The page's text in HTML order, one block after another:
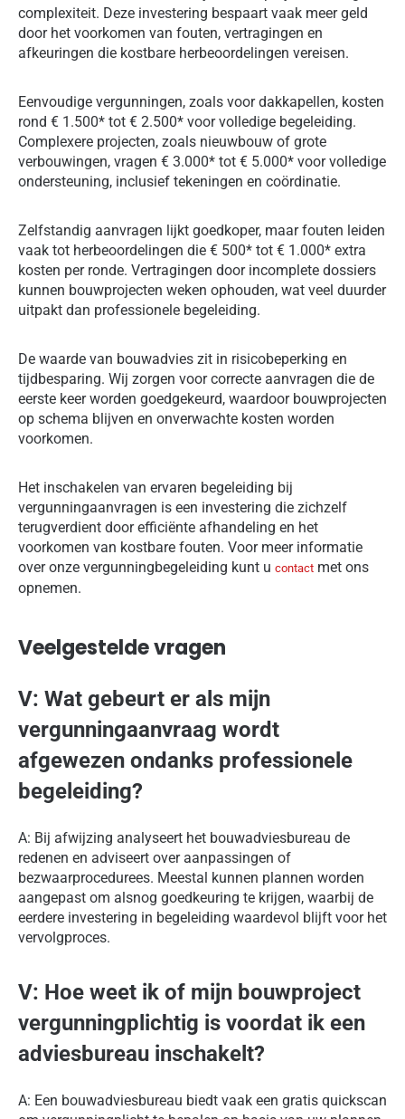
complexiteit. Deze investering bespaart vaak meer geld
door het voorkomen van fouten, vertragingen en
afkeuringen die kostbare herbeoordelingen vereisen.
Eenvoudige vergunningen, zoals voor dakkapellen, kosten
rond € 1.500* tot € 2.500* voor volledige begeleiding.
Complexere projecten, zoals nieuwbouw of grote
verbouwingen, vragen € 3.000* tot € 5.000* voor volledige
ondersteuning, inclusief tekeningen en coördinatie.
Zelfstandig aanvragen lijkt goedkoper, maar fouten leiden
vaak tot herbeoordelingen die € 500* tot € 1.000* extra
kosten per ronde. Vertragingen door incomplete dossiers
kunnen bouwprojecten weken ophouden, wat veel duurder
uitpakt dan professionele begeleiding.
De waarde van bouwadvies zit in risicobeperking en
tijdbesparing. Wij zorgen voor correcte aanvragen die de
eerste keer worden goedgekeurd, waardoor bouwprojecten
op schema blijven en onverwachte kosten worden
voorkomen.
Het inschakelen van ervaren begeleiding bij
vergunningaanvragen is een investering die zichzelf
terugverdient door efficiënte afhandeling en het
voorkomen van kostbare fouten. Voor meer informatie
over onze vergunningbegeleiding kunt u contact met ons
opnemen.
Veelgestelde vragen
V: Wat gebeurt er als mijn
vergunningaanvraag wordt
afgewezen ondanks professionele
begeleiding?
A: Bij afwijzing analyseert het bouwadviesbureau de
redenen en adviseert over aanpassingen of
bezwaarprocedurees. Meestal kunnen plannen worden
aangepast om alsnog goedkeuring te krijgen, waarbij de
eerdere investering in begeleiding waardevol blijft voor het
vervolgproces.
V: Hoe weet ik of mijn bouwproject
vergunningplichtig is voordat ik een
adviesbureau inschakelt?
A: Een bouwadviesbureau biedt vaak een gratis quickscan